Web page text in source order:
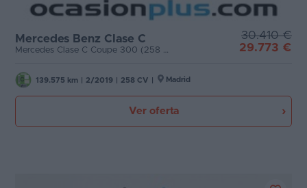
Mercedes Benz Clase C
Mercedes Clase C Coupe 300 (258 CV) Pack AMG
30.410 €
29.773 €
139.575 km 2/2019 258 CV Madrid
Ver oferta